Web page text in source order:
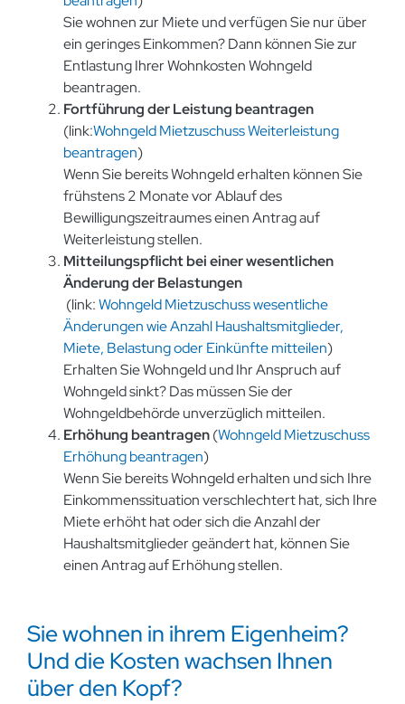
Sie wohnen zur Miete und verfügen Sie nur über
ein geringes Einkommen? Dann können Sie zur
Entlastung Ihrer Wohnkosten Wohngeld
beantragen.
Fortführung der Leistung beantragen
(link:Wohngeld Mietzuschuss Weiterleistung
beantragen)
Wenn Sie bereits Wohngeld erhalten können Sie
frühstens 2 Monate vor Ablauf des
Bewilligungszeitraumes einen Antrag auf
Weiterleistung stellen.
Mitteilungspflicht bei einer wesentlichen
Änderung der Belastungen
(link:Wohngeld Mietzuschuss wesentliche
Änderungen wie Anzahl Haushaltsmitglieder,
Miete, Belastung oder Einkünfte mitteilen)
Erhalten Sie Wohngeld und Ihr Anspruch auf
Wohngeld sinkt? Das müssen Sie der
Wohngeldbehörde unverzüglich mitteilen.
Erhöhung beantragen(Wohngeld Mietzuschuss
Erhöhung beantragen)
Wenn Sie bereits Wohngeld erhalten und sich Ihre
Einkommenssituation verschlechtert hat, sich Ihre
Miete erhöht hat oder sich die Anzahl der
Haushaltsmitglieder geändert hat, können Sie
einen Antrag auf Erhöhung stellen.
Sie wohnen in ihrem Eigenheim?
Und die Kosten wachsen Ihnen
über den Kopf?